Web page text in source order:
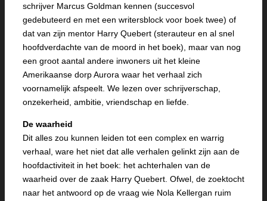
schrijver Marcus Goldman kennen (succesvol
gedebuteerd en met een writersblock voor boek twee) of
dat van zijn mentor Harry Quebert (sterauteur en al snel
hoofdverdachte van de moord in het boek), maar van nog
een groot aantal andere inwoners uit het kleine
Amerikaanse dorp Aurora waar het verhaal zich
voornamelijk afspeelt. We lezen over schrijverschap,
onzekerheid, ambitie, vriendschap en liefde.
De waarheid
Dit alles zou kunnen leiden tot een complex en warrig
verhaal, ware het niet dat alle verhalen gelinkt zijn aan de
hoofdactiviteit in het boek: het achterhalen van de
waarheid over de zaak Harry Quebert. Ofwel, de zoektocht
naar het antwoord op de vraag wie Nola Kellergan ruim